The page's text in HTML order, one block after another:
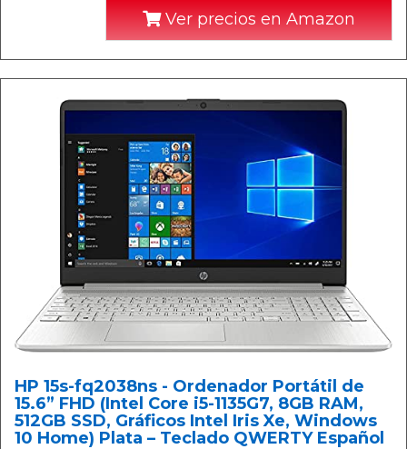
Ver precios en Amazon
HP 15s-fq2038ns - Ordenador Portátil de
15.6” FHD (Intel Core i5-1135G7, 8GB RAM,
512GB SSD, Gráficos Intel Iris Xe, Windows
10 Home) Plata – Teclado QWERTY Español